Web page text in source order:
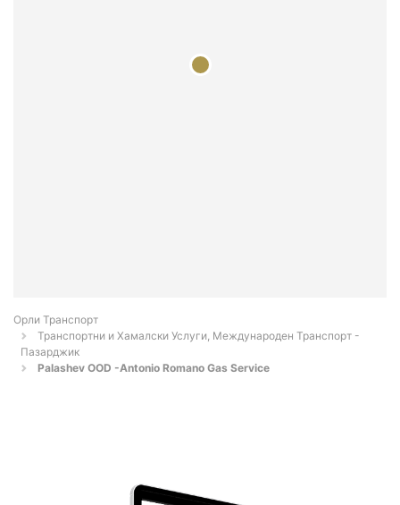
Орли Транспорт
Транспортни и Хамалски Услуги, Международен Транспорт -
Пазарджик
Palashev OOD -Antonio Romano Gas Service